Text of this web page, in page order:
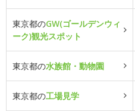
東京都のGW(ゴールデンウィ
ーク)観光スポット
東京都の水族館・動物園
東京都の工場見学